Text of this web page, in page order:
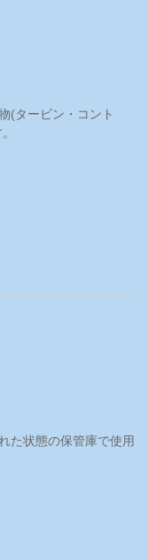
(タービン・コント
た状態の保管庫で使用